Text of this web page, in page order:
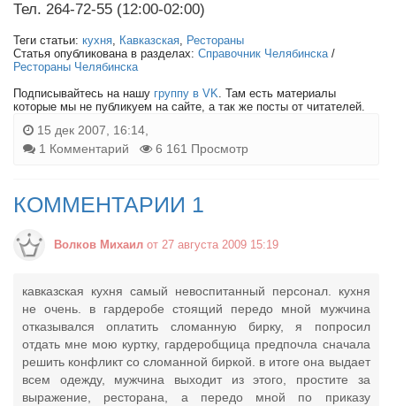
Тел. 264-72-55 (12:00-02:00)
Теги статьи: кухня, Кавказская, Рестораны
Статья опубликована в разделах: Справочник Челябинска/
Рестораны Челябинска
Подписывайтесь на нашу группу в VK. Там есть материалы
которые мы не публикуем на сайте, а так же посты от читателей.
15 дек 2007, 16:14,
1 Комментарий
6 161 Просмотр
КОММЕНТАРИИ 1
Волков Михаил от 27 августа 2009 15:19
кавказская кухня самый невоспитанный персонал. кухня
не очень. в гардеробе стоящий передо мной мужчина
отказывался оплатить сломанную бирку, я попросил
отдать мне мою куртку, гардеробщица предпочла сначала
решить конфликт со сломанной биркой. в итоге она выдает
всем одежду, мужчина выходит из этого, простите за
выражение, ресторана, а передо мной по приказу